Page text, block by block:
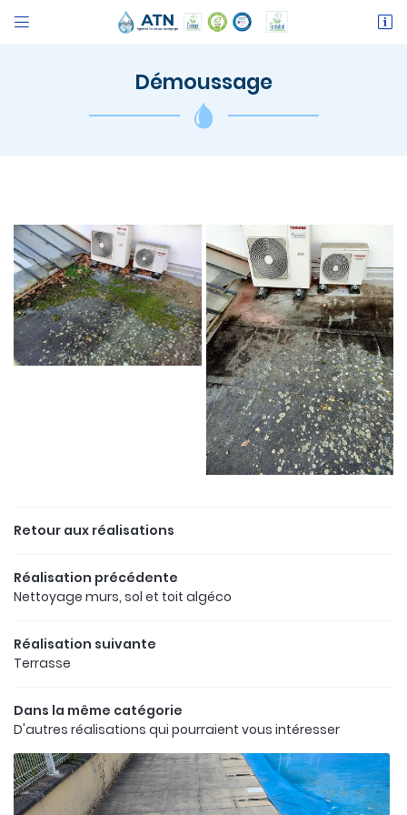

DÉMARCHE

06 18 30 51
109 AVENUE DE LESPINET - BATIMENT A
 Adresse email de réception
 Recopier le code ci-contre
Rafraîchir le captcha
Démoussage
Retour aux réalisations
Réalisation précédente
Nettoyage murs, sol et toit algéco
Réalisation suivante
Terrasse
Dans la même catégorie
D'autres réalisations qui pourraient vous intéresser